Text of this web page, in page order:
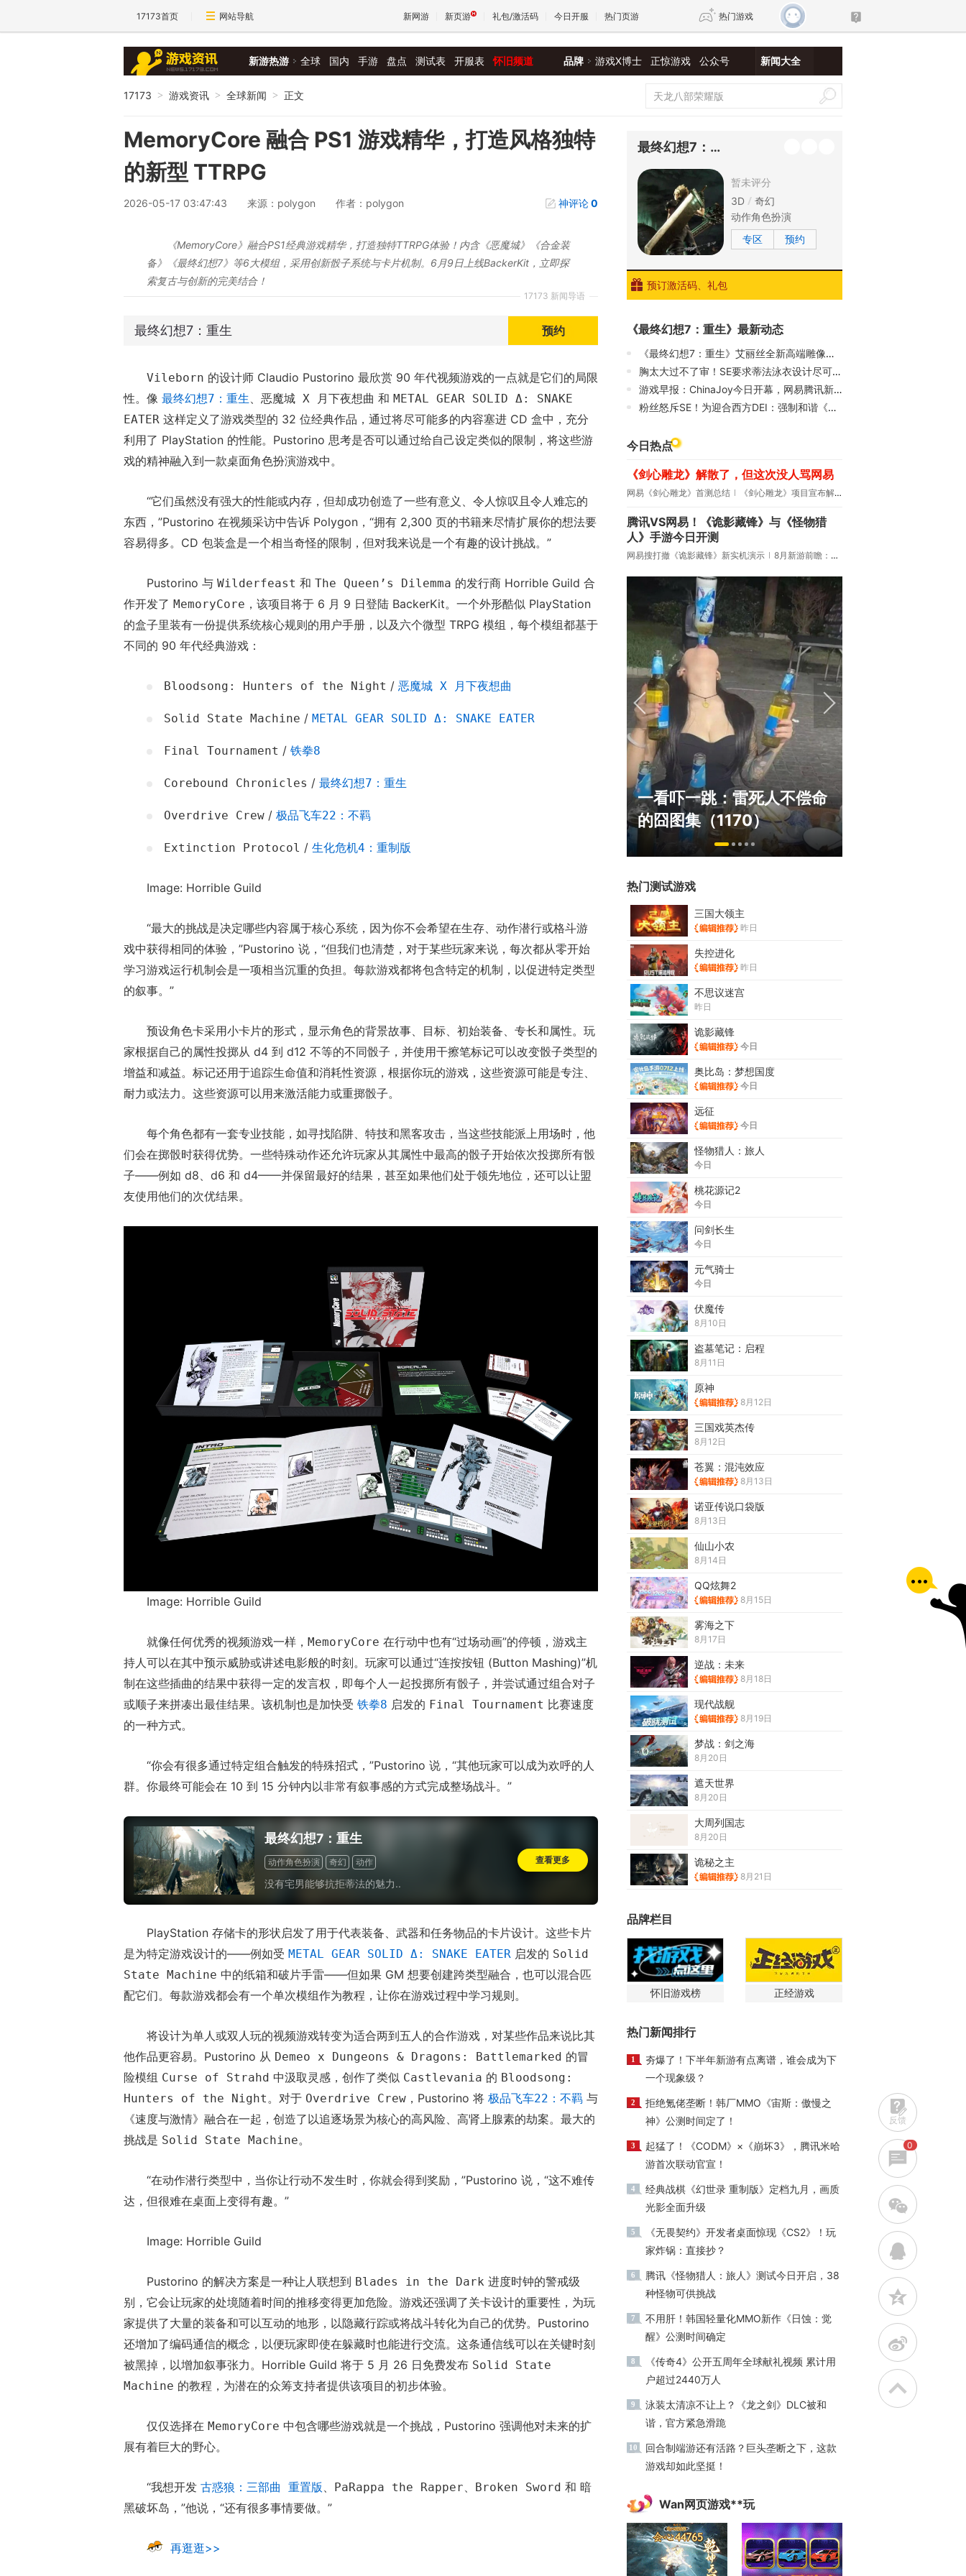
17173首页 网站导航 新网游 新页游 礼包/激活码 今日开服 热门页游 热门游戏
王权与自由 诛仙世界 新仙侠5
新游热游 全球 国内 手游 盘点 测试表 开服表 怀旧频道 品牌 游戏X博士 正惊游戏 公众号 新闻大全
17173 > 游戏资讯 > 全球新闻 > 正文
MemoryCore 融合 PS1 游戏精华，打造风格独特
的新型 TTRPG
2026-05-17 03:47:43 来源：polygon 作者：polygon 神评论0
17173 新闻导语
《MemoryCore》融合PS1经典游戏精华，打造独特TTRPG体验！内含《恶魔城》《合金装
备》《最终幻想7》等6大模组，采用创新骰子系统与卡片机制。6月9日上线BackerKit，立即探
索复古与创新的完美结合！
最终幻想7：重生 预约
Vileborn 的设计师 Claudio Pustorino 最欣赏 90 年代视频游戏的一点就是它们的局限
性。像 最终幻想7：重生、 恶魔城 X 月下夜想曲 和 METAL GEAR SOLID Δ: SNAKE
EATER 这样定义了游戏类型的 32 位经典作品，通过将尽可能多的内容塞进 CD 盒中，充分
利用了 PlayStation 的性能。Pustorino 思考是否可以通过给自己设定类似的限制，将这些游
戏的精神融入到一款桌面角色扮演游戏中。
“它们虽然没有强大的性能或内存，但却成功创造了一些有意义、令人惊叹且令人难忘的
东西，”Pustorino 在视频采访中告诉 Polygon，“拥有 2,300 页的书籍来尽情扩展你的想法要
容易得多。CD 包装盒是一个相当奇怪的限制，但对我来说是一个有趣的设计挑战。”
Pustorino 与 Wilderfeast 和 The Queen’s Dilemma 的发行商 Horrible Guild 合
作开发了 MemoryCore ，该项目将于 6 月 9 日登陆 BackerKit。一个外形酷似 PlayStation
的盒子里装有一份提供系统核心规则的用户手册，以及六个微型 TRPG 模组，每个模组都基于
不同的 90 年代经典游戏：
Bloodsong: Hunters of the Night / 恶魔城 X 月下夜想曲
Solid State Machine / METAL GEAR SOLID Δ: SNAKE EATER
Final Tournament / 铁拳8
Corebound Chronicles / 最终幻想7：重生
Overdrive Crew / 极品飞车22：不羁
Extinction Protocol / 生化危机4：重制版
Image: Horrible Guild
“最大的挑战是决定哪些内容属于核心系统，因为你不会希望在生存、动作潜行或格斗游
戏中获得相同的体验，”Pustorino 说，“但我们也清楚，对于某些玩家来说，每次都从零开始
学习游戏运行机制会是一项相当沉重的负担。每款游戏都将包含特定的机制，以促进特定类型
的叙事。”
预设角色卡采用小卡片的形式，显示角色的背景故事、目标、初始装备、专长和属性。玩
家根据自己的属性投掷从 d4 到 d12 不等的不同骰子，并使用干擦笔标记可以改变骰子类型的
增益和减益。标记还用于追踪生命值和消耗性资源，根据你玩的游戏，这些资源可能是专注、
耐力或法力。这些资源可以用来激活能力或重掷骰子。
每个角色都有一套专业技能，如寻找陷阱、特技和黑客攻击，当这些技能派上用场时，他
们会在掷骰时获得优势。一些特殊动作还允许玩家从其属性中最高的骰子开始依次投掷所有骰
子——例如 d8、d6 和 d4——并保留最好的结果，甚至如果他们处于领先地位，还可以让盟
友使用他们的次优结果。
Image: Horrible Guild
就像任何优秀的视频游戏一样， MemoryCore 在行动中也有“过场动画”的停顿，游戏主
持人可以在其中预示威胁或讲述电影般的时刻。玩家可以通过“连按按钮 (Button Mashing)”机
制在这些插曲的结果中获得一定的发言权，即每个人一起投掷所有骰子，并尝试通过组合对子
或顺子来拼凑出最佳结果。该机制也是加快受 铁拳8 启发的 Final Tournament 比赛速度
的一种方式。
“你会有很多通过特定组合触发的特殊招式，”Pustorino 说，“其他玩家可以成为欢呼的人
群。你最终可能会在 10 到 15 分钟内以非常有叙事感的方式完成整场战斗。”
最终幻想7：重生
动作角色扮演 奇幻 动作
没有宅男能够抗拒蒂法的魅力..
查看更多
PlayStation 存储卡的形状启发了用于代表装备、武器和任务物品的卡片设计。这些卡片
是为特定游戏设计的——例如受 METAL GEAR SOLID Δ: SNAKE EATER 启发的 Solid
State Machine 中的纸箱和破片手雷——但如果 GM 想要创建跨类型融合，也可以混合匹
配它们。每款游戏都会有一个单次模组作为教程，让你在游戏过程中学习规则。
将设计为单人或双人玩的视频游戏转变为适合两到五人的合作游戏，对某些作品来说比其
他作品更容易。Pustorino 从 Demeo x Dungeons & Dragons: Battlemarked 的冒
险模组 Curse of Strahd 中汲取灵感，创作了类似 Castlevania 的 Bloodsong:
Hunters of the Night 。对于 Overdrive Crew ，Pustorino 将 极品飞车22：不羁 与
《速度与激情》融合在一起，创造了以追逐场景为核心的高风险、高肾上腺素的劫案。最大的
挑战是 Solid State Machine。
“在动作潜行类型中，当你让行动不发生时，你就会得到奖励，”Pustorino 说，“这不难传
达，但很难在桌面上变得有趣。”
Image: Horrible Guild
Pustorino 的解决方案是一种让人联想到 Blades in the Dark 进度时钟的警戒级
别，它会让玩家的处境随着时间的推移变得更加危险。游戏还强调了关卡设计的重要性，为玩
家提供了大量的装备和可以互动的地形，以隐藏行踪或将战斗转化为自己的优势。Pustorino
还增加了编码通信的概念，以便玩家即使在躲藏时也能进行交流。这条通信线可以在关键时刻
被黑掉，以增加叙事张力。Horrible Guild 将于 5 月 26 日免费发布 Solid State
Machine 的教程，为潜在的众筹支持者提供该项目的初步体验。
仅仅选择在 MemoryCore 中包含哪些游戏就是一个挑战，Pustorino 强调他对未来的扩
展有着巨大的野心。
“我想开发 古惑狼：三部曲 重置版 PaRappa the Rapper Broken Sword 和 暗
黑破坏岛 ，”他说，“还有很多事情要做。”
再逛逛>>
最终幻想7：重生
暂未评分
3D
奇幻
动作角色扮演
专区
预约
预订激活码、礼包
《最终幻想7：重生》最新动态
《最终幻想7：重生》艾丽丝全新高端雕像公开 1/4比例精致完美
胸太大过不了审！SE要求蒂法泳衣设计尽可能保守
游戏早报：ChinaJoy今日开幕，网易腾讯新游细节新曝光
粉丝怒斥SE！为迎合西方DEI：强制和谐《最终幻想7：重生》蒂法泳装
今日热点
《剑心雕龙》解散了，但这次没人骂网易
网易《剑心雕龙》首测总结 《剑心雕龙》项目宣布解散
腾讯VS网易！《诡影藏锋》与《怪物猎
人》手游今日开测
网易搜打撤《诡影藏锋》新实机演示 8月新游前瞻：《诡秘之主》领衔
爆开启
绅士日报：国游泳装皮涩度
拉爆了！大雷熟女上演蒙眼
play
热门测试游戏
三国大领主
昨日
失控进化
昨日
不思议迷宫
昨日
诡影藏锋
今日
奥比岛：梦想国度
今日
远征
今日
怪物猎人：旅人
今日
桃花源记2
今日
问剑长生
今日
元气骑士
今日
伏魔传
8月10日
盗墓笔记：启程
8月11日
原神
8月12日
三国戏英杰传
8月12日
苍翼：混沌效应
8月13日
诺亚传说口袋版
8月13日
仙山小农
8月14日
QQ炫舞2
8月15日
雾海之下
8月17日
逆战：未来
8月18日
现代战舰
8月19日
梦战：剑之海
8月20日
遮天世界
8月20日
大周列国志
8月20日
诡秘之主
8月21日
品牌栏目
怀旧游戏榜 正经游戏
热门新闻排行
1
夯爆了！下半年新游有点离谱，谁会成为下
一个现象级？
2
拒绝氪佬垄断！韩厂MMO《宙斯：傲慢之
神》公测时间定了！
3
起猛了！《CODM》×《崩坏3》，腾讯米哈
游首次联动官宣！
4
经典战棋《幻世录 重制版》定档九月，画质
光影全面升级
5
《无畏契约》开发者桌面惊现《CS2》！玩
家炸锅：直接抄？
6
腾讯《怪物猎人：旅人》测试今日开启，38
种怪物可供挑战
7
不用肝！韩国轻量化MMO新作《日蚀：觉
醒》公测时间确定
8
《传奇4》公开五周年全球献礼视频 累计用
户超过2440万人
9
泳装太清凉不让上？《龙之剑》DLC被和
谐，官方紧急滑跪
10
回合制端游还有活路？巨头垄断之下，这款
游戏却如此坚挺！
Wan网页游戏**玩
反馈
0
w
q
z
t